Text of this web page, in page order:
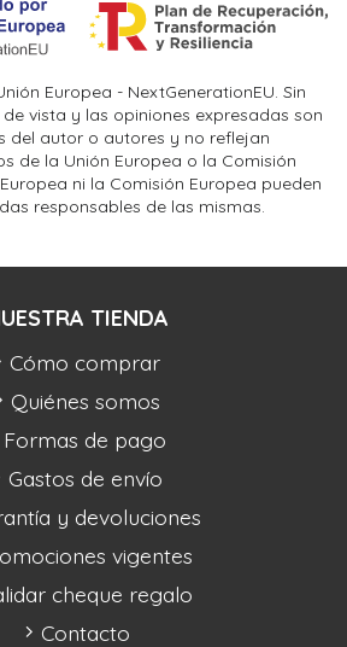
Europea - NextGenerationEU. Sin
vista y las opiniones expresadas son
del autor o autores y no reflejan
de la Unión Europea o la Comisión
ni la Comisión Europea pueden
responsables de las mismas.
TIENDA
Cómo comprar
Quiénes somos
Formas de pago
Gastos de envío
y devoluciones
vigentes
cheque regalo
Contacto